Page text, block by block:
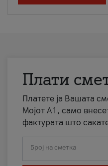
Плати
Платете ја Вашата
Мојот А1, само
фактурата што
Број на сметка